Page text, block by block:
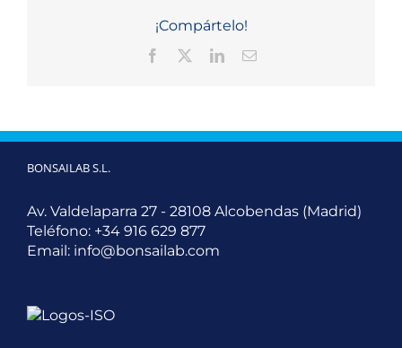
¡Compártelo!
Facebook LinkedInCorreo
BONSAILAB S.L.
Av. Valdelaparra 27 - 28108 Alcobendas (Madrid)
Teléfono: +34 916 629 877
Email: info@bonsailab.com